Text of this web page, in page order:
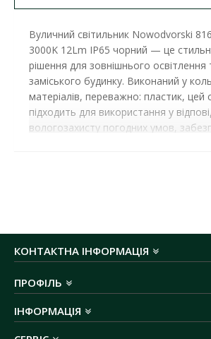
Вуличний світильник Nowodvorski
3000K 12Lm IP65 чорний — це
рішення для зовнішнього освітлення
заміського будинку. Виконаний у
матеріалів, переважно: пластик, цей
підходить для використання у
вологозахисту погодних умов,
вишуканий дизайн забезпечують
точність кольору та розширені
СВІТИЛЬНИК LED СХОДОВИЙ
PAT 1X3W 3000K 12LM IP65
8162 )ОСНОВНІ
КОНТАКТНА ІНФОРМАЦІЯ
ПРОФІЛЬ
ІНФОРМАЦІЯ